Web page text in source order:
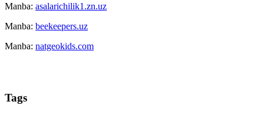
Manba: asalarichilik1.zn.uz
Manba: beekeepers.uz
Manba: natgeokids.com
Tags